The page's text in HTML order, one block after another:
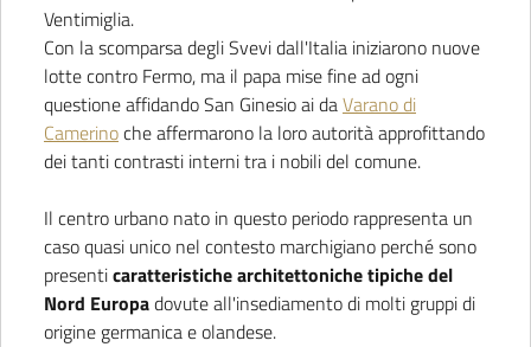
Ventimiglia.
Con la scomparsa degli Svevi dall'Italia iniziarono nuove
lotte contro Fermo, ma il papa mise fine ad ogni
questione affidando San Ginesio ai daVarano di
Camerinoche affermarono la loro autorità approfittando
dei tanti contrasti interni tra i nobili del comune.
Il centro urbano nato in questo periodo rappresenta un
caso quasi unico nel contesto marchigiano perché sono
presenticaratteristiche architettoniche tipiche del
Nord Europadovute all'insediamento di molti gruppi di
origine germanica e olandese.